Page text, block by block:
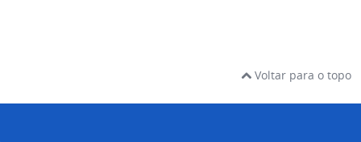
Voltar para o topo